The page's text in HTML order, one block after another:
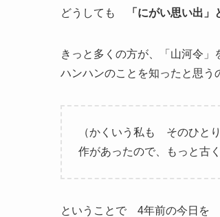
どうしても
「にがい思い出」
きっと多くの方が、「山河令」
ハンハンのことを知ったと思
（かくいう私も そのひと
作があったので、もっと古
ということで 4年前の今日を